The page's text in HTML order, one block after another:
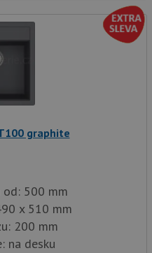
graphite
500 mm
x 510 mm
200 mm
na desku